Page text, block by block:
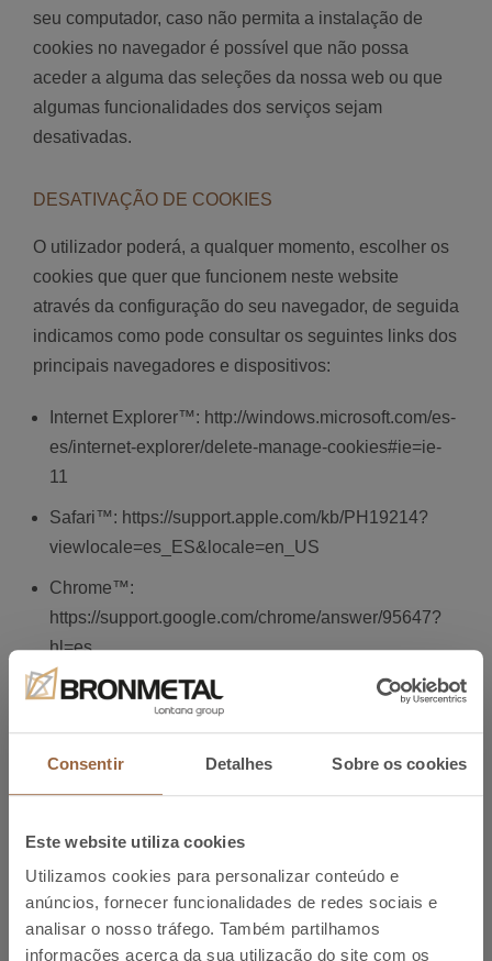
Consentir Detalhes Sobre os cookies
Este website utiliza cookies
Utilizamos cookies para personalizar conteúdo e
anúncios, fornecer funcionalidades de redes sociais e
analisar o nosso tráfego. Também partilhamos
informações acerca da sua utilização do site com os
seu computador, caso não permita a instalação de
cookies no navegador é possível que não possa
aceder a alguma das seleções da nossa web ou que
algumas funcionalidades dos serviços sejam
desativadas.
DESATIVAÇÃO DE COOKIES
O utilizador poderá, a qualquer momento, escolher os
cookies que quer que funcionem neste website
através da configuração do seu navegador, de seguida
indicamos como pode consultar os seguintes links dos
principais navegadores e dispositivos:
Internet Explorer™: http://windows.microsoft.com/es-
es/internet-explorer/delete-manage-cookies#ie=ie-
11
Safari™: https://support.apple.com/kb/PH19214?
viewlocale=es_ES&locale=en_US
Chrome™:
https://support.google.com/chrome/answer/95647?
hl=es
Firefox™: https://support.mozilla.org/es/kb/habilitar-
y-deshabilitar-cookies-que-los-sitios-we
Opera™: http://help.opera.com/Windows/11.50/es-
https://www.windowsphone.com/es-